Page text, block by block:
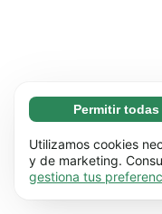
Necesarias
Las cookies
página web
hace posible que
Más información
Preferenciales
Permitir todas
Utilizamos cookies
y de marketing.
gestiona tus